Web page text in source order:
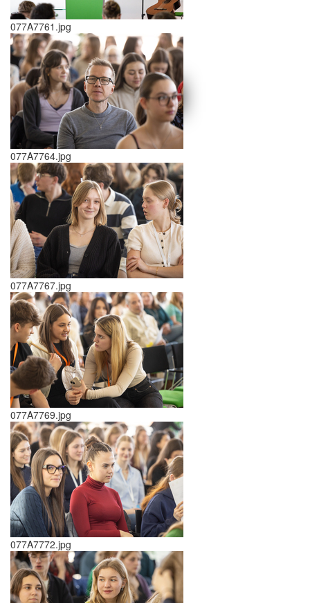
schließen X
<< >>
077A7761.jpg
077A7764.jpg
077A7767.jpg
077A7769.jpg
077A7772.jpg